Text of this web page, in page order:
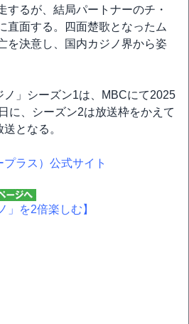
するが、結局パートナーのチ・
直面する。四面楚歌となったム
を決意し、国内カジノ界から姿
ノ」シーズン1は、MBCにて2025
に、シーズン2は放送枠をかえて
となる。
ラス）公式サイト
」を2倍楽しむ】